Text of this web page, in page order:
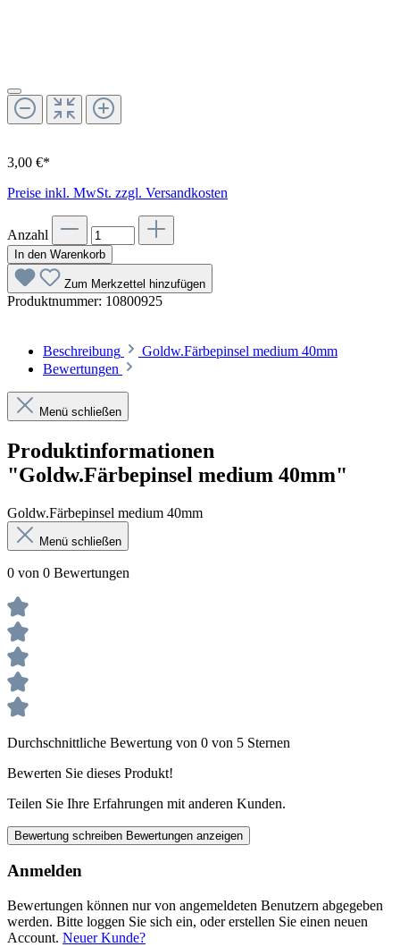
3,00 €*
Preise inkl. MwSt. zzgl. Versandkosten
Anzahl
In den Warenkorb
Zum Merkzettel hinzufügen
Produktnummer: 10800925
Beschreibung
Goldw.Färbepinsel medium 40mm
Bewertungen
Menü schließen
Produktinformationen
"Goldw.Färbepinsel medium 40mm"
Goldw.Färbepinsel medium 40mm
Menü schließen
0 von 0 Bewertungen
Durchschnittliche Bewertung von 0 von 5 Sternen
Bewerten Sie dieses Produkt!
Teilen Sie Ihre Erfahrungen mit anderen Kunden.
Bewertung schreiben Bewertungen anzeigen
Anmelden
Bewertungen können nur von angemeldeten Benutzern abgegeben
werden. Bitte loggen Sie sich ein, oder erstellen Sie einen neuen
Account. Neuer Kunde?